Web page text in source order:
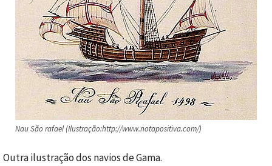
Nau São rafael (Ilustração:http://www.notapositiva.com/)
Outra ilustração dos navios de Gama.